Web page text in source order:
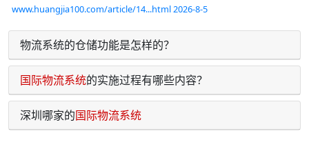
www.huangjia100.com/article/14...html 2026-8-5
物流系统的仓储功能是怎样的？
国际物流系统的实施过程有哪些内容？
深圳哪家的国际物流系统